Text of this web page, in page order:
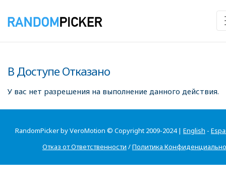
В Доступе Отказано
У вас нет разрешения на выполнение данного действия.
RandomPicker by VeroMotion © Copyright 2009-2024 | English -
Отказ от Ответственности /Политика